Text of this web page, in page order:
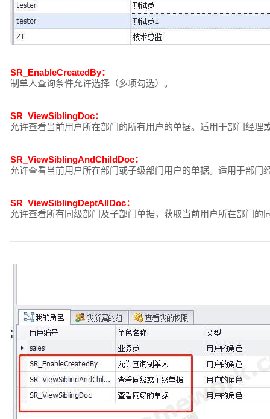
SR_EnableCreatedBy：
制单人查询条件允许选择（多项勾选）。
SR_ViewSiblingDoc：
允许查看当前用户所在部门的所有用户的单据。适用于部门经理
SR_ViewSiblingAndChildDoc：
允许查看当前用户所在部门或子级部门用户的单据。适用于部门
SR_ViewSiblingDeptAllDoc：
允许查看所有同级部门及子部门单据，获取当前用户所在部门的